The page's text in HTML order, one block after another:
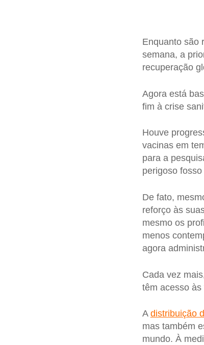
Enquanto são
semana, a
recuperação
Agora está
fim à crise
Houve
vacinas em
para a
perigoso
De fato,
reforço às
mesmo os
menos
agora
Cada vez
têm acesso
A distribuição
mas também
mundo. À